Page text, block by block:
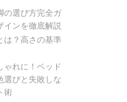
の選び方完全ガ
インを徹底解説
は？高さの基準
ゃれに！ベッド
選びと失敗しな
術